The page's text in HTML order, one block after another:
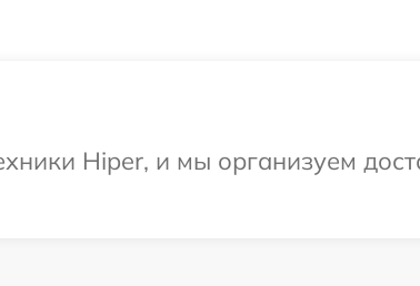
Hiper, и мы организуем